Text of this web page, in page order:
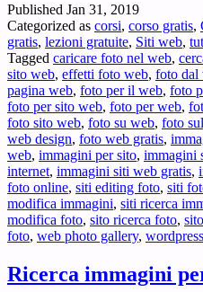
Published Jan 31, 2019
Categorized as corsi, corso gratis,
gratis, lezioni gratuite, Siti web,
Tagged caricare foto nel web,
sito web, effetti foto web, foto dal
pagina web, foto per il web, foto
foto per sito web, foto per web,
foto sito web, foto su web, foto
web design, foto web gratis,
web, immagini per sito, immagini
internet, immagini siti web gratis,
foto online, siti editing foto, siti
modifica immagini, siti ricerca
modifica foto, sito ricerca foto,
foto, web photo gallery,
Ricerca immagini